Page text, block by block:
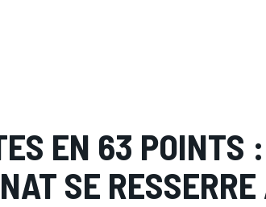
EN 63 POINTS
SE